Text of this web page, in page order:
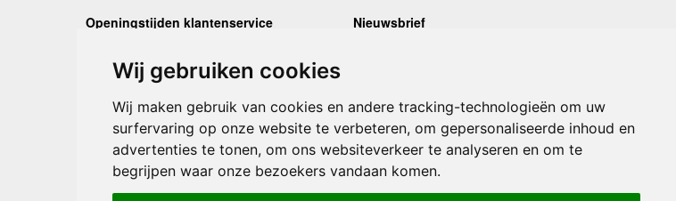
Wij gebruiken cookies
Wij maken gebruik van cookies en andere tracking-technologieën om uw
surfervaring op onze website te verbeteren, om gepersonaliseerde inhoud en
advertenties te tonen, om ons websiteverkeer te analyseren en om te
begrijpen waar onze bezoekers vandaan komen.
Openingstijden klantenservice
Woensdag
10.00 - 12.30 en 13.30 - 17.00
Donderdag
Vrijdag
10.00 - 12.30 en 13.30 - 17.00
Zaterdag
gesloten
Zondag
gesloten
Nieuwsbrief
Onze laatste Nieuwsbrief
Inschrijven